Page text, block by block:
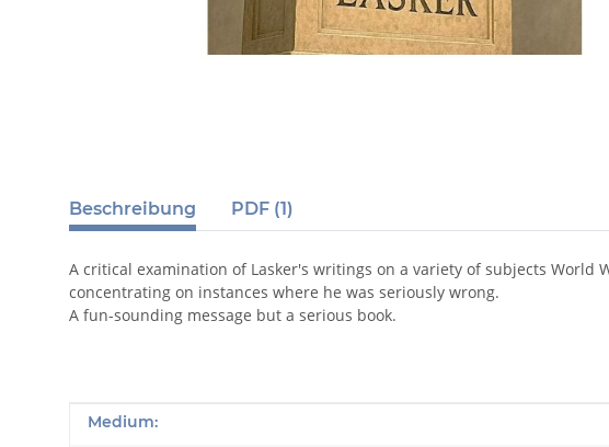
Beschreibung PDF (1)
A critical examination of Lasker's writings on a variety of subjects World
concentrating on instances where he was seriously wrong.
A fun-sounding message but a serious book.
Produkteigenschaft
Wert
Medium: